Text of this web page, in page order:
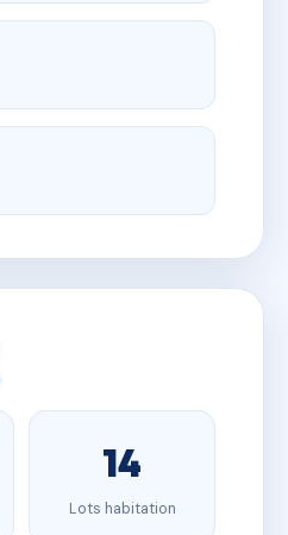
14
Lots habitation